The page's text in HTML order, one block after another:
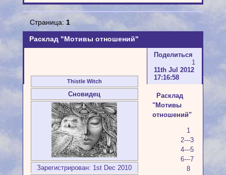
Расклад "Мотивы отношений"
Страница: 1
Поделиться
1
11th Jul 2012
17:16:58
Thistle Witch
Сновидец
Зарегистрирован: 1st Dec 2010
Расклад
"Мотивы
отношений"
1
2---3
4---5
6---7
8